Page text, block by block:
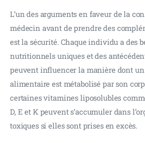
L’un des arguments en faveur de la
médecin avant de prendre des
est la sécurité. Chaque individu a des
nutritionnels uniques et des
peuvent influencer la manière dont
alimentaire est métabolisé par son
certaines vitamines liposolubles
D, E et K peuvent s’accumuler dans
toxiques si elles sont prises en excès.